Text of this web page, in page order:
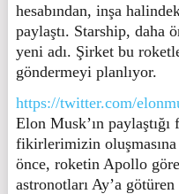
hesabından, inşa
paylaştı. Starship, daha
yeni adı. Şirket bu
göndermeyi planlıyor.
https://twitter.com/
Elon Musk’ın
fikirlerimizin oluşmasına
önce, roketin Apollo
astronotları Ay’a